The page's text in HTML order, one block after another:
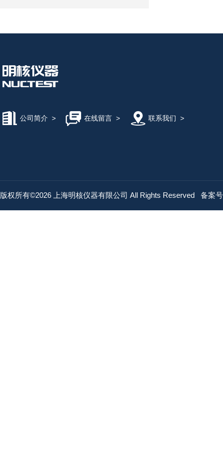
公司简介 > 在线留言> 联系我们 >
版权所有©2026 上海明核仪器有限公司 All Rights Reserved 备案